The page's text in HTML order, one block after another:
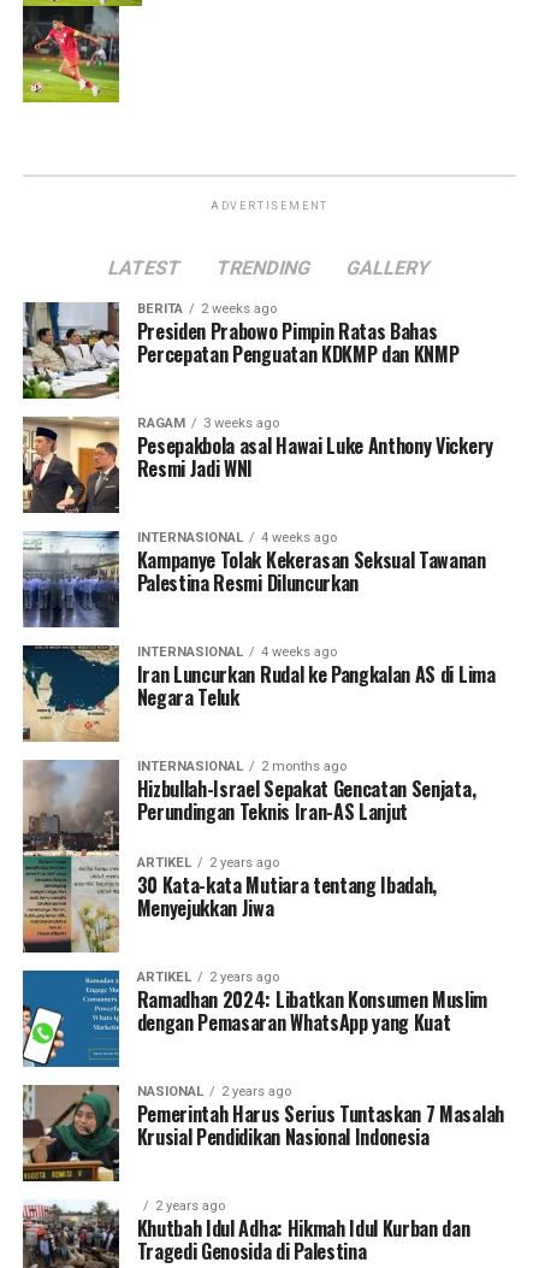
ADVERTISEMENT
LATEST TRENDING GALLERY
BERITA 2 weeks ago
Presiden Prabowo Pimpin Ratas Bahas
Percepatan Penguatan KDKMP dan KNMP
RAGAM 3 weeks ago
Pesepakbola asal Hawai Luke Anthony Vickery
Resmi Jadi WNI
INTERNASIONAL 4 weeks ago
Kampanye Tolak Kekerasan Seksual Tawanan
Palestina Resmi Diluncurkan
INTERNASIONAL 4 weeks ago
Iran Luncurkan Rudal ke Pangkalan AS di Lima
Negara Teluk
INTERNASIONAL 2 months ago
Hizbullah-Israel Sepakat Gencatan Senjata,
Perundingan Teknis Iran-AS Lanjut
ARTIKEL 2 years ago
30 Kata-kata Mutiara tentang Ibadah,
Menyejukkan Jiwa
ARTIKEL 2 years ago
Ramadhan 2024: Libatkan Konsumen Muslim
dengan Pemasaran WhatsApp yang Kuat
NASIONAL 2 years ago
Pemerintah Harus Serius Tuntaskan 7 Masalah
Krusial Pendidikan Nasional Indonesia
2 years ago
Khutbah Idul Adha: Hikmah Idul Kurban dan
Tragedi Genosida di Palestina